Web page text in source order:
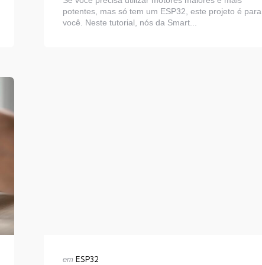
potentes, mas só tem um ESP32, este projeto é para
você. Neste tutorial, nós da Smart...
Categorias
Publicado
em ESP32